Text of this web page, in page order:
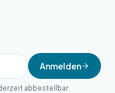
Anmelden
abbestellbar.